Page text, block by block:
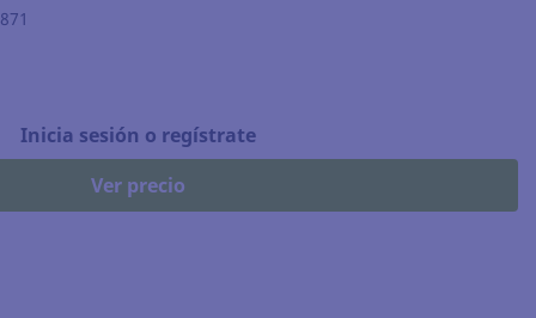
Inicia sesión o regístrate
Ver precio